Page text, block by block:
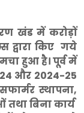
खंड में करोड़ों
द्वारा किए गये
हुआ है। पूर्व में
और 2024-25
स्थापना,
बिना कार्य